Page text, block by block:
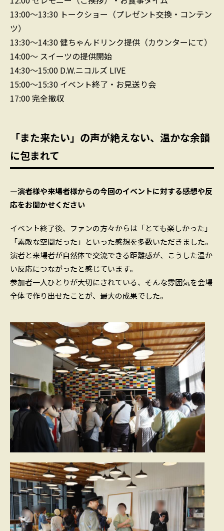
13:00〜13:30 トークショー（プレゼント交換・コンテン
ツ）
13:30〜14:30健ちゃんドリンク提供（カウンターにて）
14:00〜 スイーツの提供開始
14:30〜15:00 D.W.ニコルズ LIVE
15:00〜15:30 イベント終了・お見送り会
17:00 完全撤収
「また来たい」の声が絶えない、温かな余韻
に包まれて
―演者様や来場者様からの今回のイベントに対する感想や反
応をお聞かせください
イベント終了後、ファンの方々からは「とても楽しかった」
「素敵な空間だった」といった感想を多数いただきました。
演者と来場者が自然体で交流できる距離感が、こうした温か
い反応につながったと感じています。
参加者一人ひとりが大切にされている、そんな雰囲気を会場
全体で作り出せたことが、最大の成果でした。